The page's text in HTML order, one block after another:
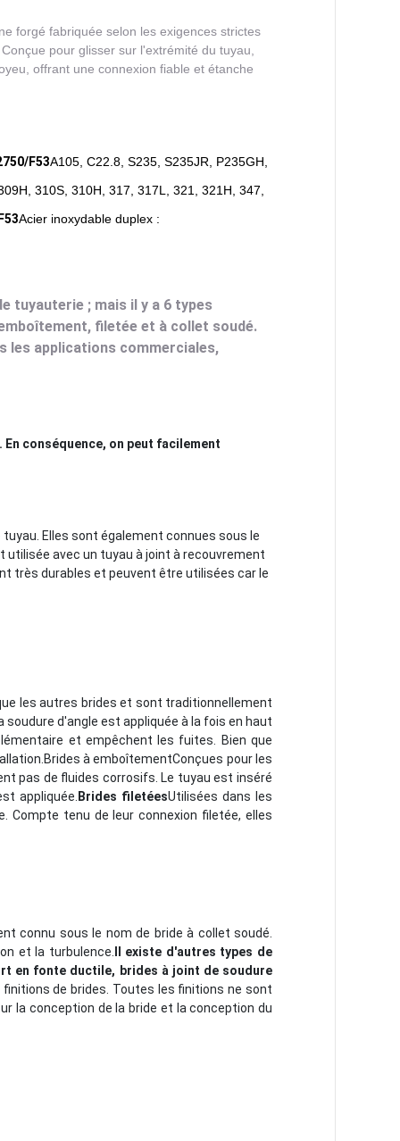
forgé fabriquée selon les exigences strictes
pour glisser sur l'extrémité du tuyau,
offrant une connexion fiable et étanche
F53A105, C22.8, S235, S235JR, P235GH,
310S, 310H, 317, 317L, 321, 321H, 347,
Acier inoxydable duplex :
tuyauterie ; mais il y a 6 types
filetée et à collet soudé.
les applications commerciales,
conséquence, on peut facilement
Elles sont également connues sous le
utilisée avec un tuyau à joint à recouvrement
très durables et peuvent être utilisées car le
les autres brides et sont traditionnellement
d'angle est appliquée à la fois en haut
et empêchent les fuites. Bien que
Brides à emboîtementConçues pour les
pas de fluides corrosifs. Le tuyau est inséré
appliquée. Brides filetéesUtilisées dans les
Compte tenu de leur connexion filetée, elles
connu sous le nom de bride à collet soudé.
et la turbulence.
Il existe d'autres types de
en fonte ductile, brides à joint de soudure
de brides. Toutes les finitions ne sont
la conception de la bride et la conception du